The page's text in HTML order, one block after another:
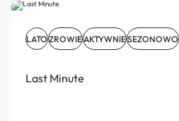
Last Minute
LATOZROWIEAKTYWNIESEZONOWO